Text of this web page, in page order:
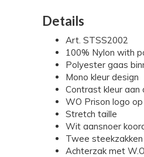
Details
Art. STSS2002
100% Nylon with
Polyester gaas
Mono kleur design
Contrast kleur aan
WO Prison logo
Stretch taille
Wit aansnoer
Twee steekzakken
Achterzak met